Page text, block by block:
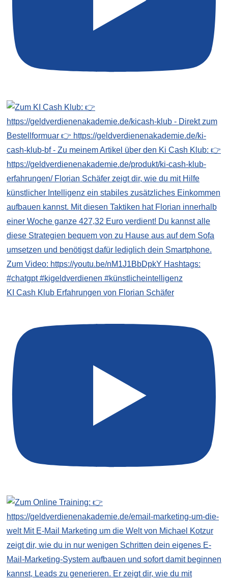
KI Cash Klub Erfahrungen von Florian Schäfer